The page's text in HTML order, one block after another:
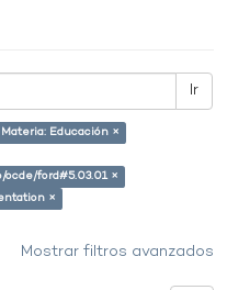
Ir
Materia: Educación ×
ford#5.03.01 ×
×
Mostrar filtros avanzados